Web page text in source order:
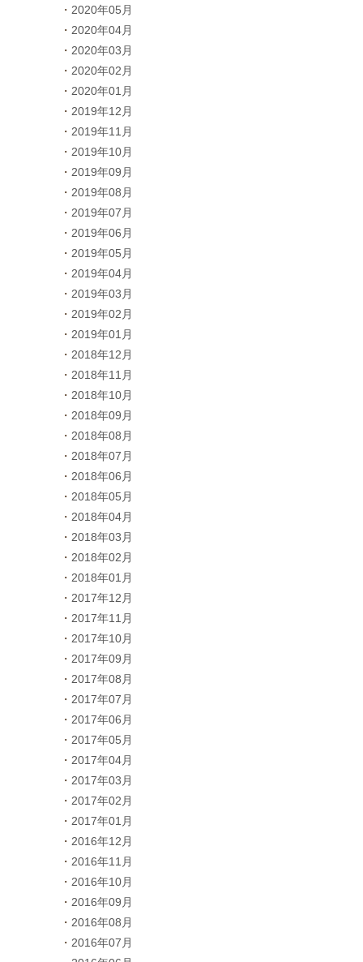
2020年05月
2020年04月
2020年03月
2020年02月
2020年01月
2019年12月
2019年11月
2019年10月
2019年09月
2019年08月
2019年07月
2019年06月
2019年05月
2019年04月
2019年03月
2019年02月
2019年01月
2018年12月
2018年11月
2018年10月
2018年09月
2018年08月
2018年07月
2018年06月
2018年05月
2018年04月
2018年03月
2018年02月
2018年01月
2017年12月
2017年11月
2017年10月
2017年09月
2017年08月
2017年07月
2017年06月
2017年05月
2017年04月
2017年03月
2017年02月
2017年01月
2016年12月
2016年11月
2016年10月
2016年09月
2016年08月
2016年07月